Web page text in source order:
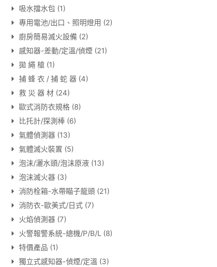
吸水擋水包 (1)
專用電池/出口、照明燈用 (2)
廚房簡易滅火設備 (2)
感知器-差動/定溫/偵煙 (21)
拋 繩 槍 (1)
捕 蜂 衣 / 捕 蛇 器 (4)
救 災 器 材 (24)
歐式消防衣規格 (8)
比托計/探測棒 (6)
氣體偵測器 (13)
氣體滅火裝置 (5)
泡沫/灑水頭/泡沫原液 (13)
泡沫滅火器 (3)
消防栓箱-水帶瞄子龍頭 (21)
消防衣-歐美式/日式 (7)
火焰偵測器 (7)
火警報警系統-總機/P/B/L (8)
特價產品 (1)
獨立式感知器-偵煙/定溫 (3)